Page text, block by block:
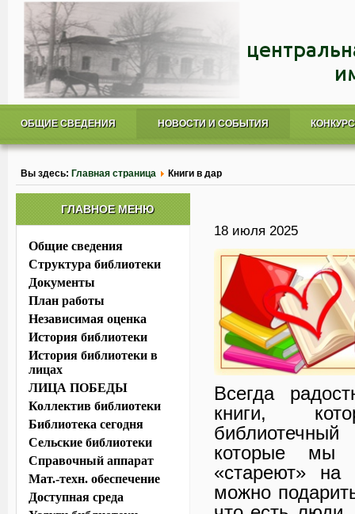
ОБЩИЕ СВЕДЕНИЯ НОВОСТИ И СОБЫТИЯ
Вы здесь: Главная страница Книги в дар
18 июля 2025
Всегда
книги,
которые мы
«стареют»
можно
ГЛАВНОЕ МЕНЮ
Общие сведения
Структура библиотеки
Документы
План работы
Независимая оценка
История библиотеки
История библиотеки в
лицах
ЛИЦА ПОБЕДЫ
Коллектив библиотеки
Библиотека сегодня
Сельские библиотеки
Справочный аппарат
Мат.-техн. обеспечение
Доступная среда